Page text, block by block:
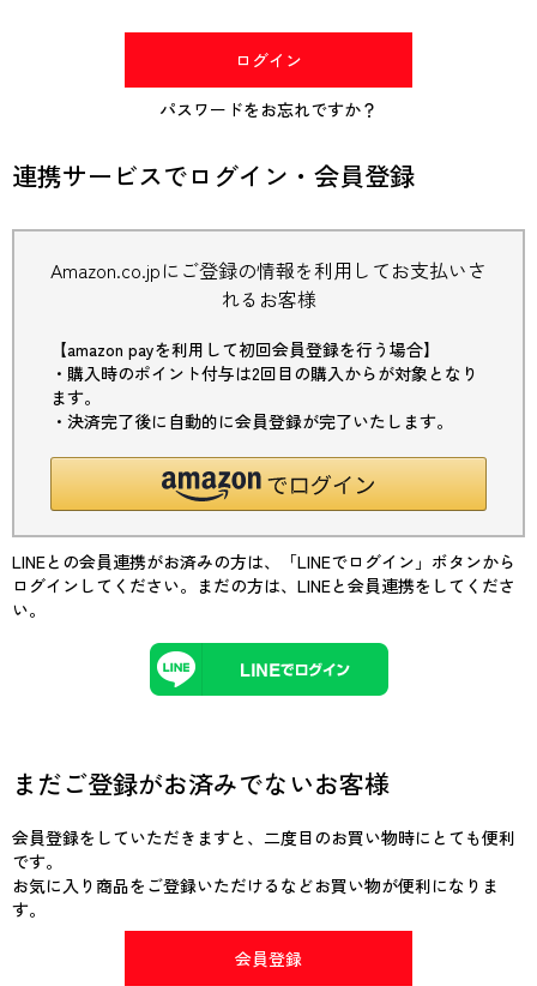
ログイン
パスワードをお忘れですか？
連携サービスでログイン・会員登録
Amazon.co.jpにご登録の情報を利用してお支払いさ
れるお客様
【amazon payを利用して初回会員登録を行う場合】
・購入時のポイント付与は2回目の購入からが対象となり
ます。
・決済完了後に自動的に会員登録が完了いたします。
LINEとの会員連携がお済みの方は、「LINEでログイン」ボタンから
ログインしてください。まだの方は、 LINEと会員連携をしてくださ
い。
まだご登録がお済みでないお客様
会員登録をしていただきますと、二度目のお買い物時にとても便利
です。
お気に入り商品をご登録いただけるなどお買い物が便利になりま
す。
会員登録